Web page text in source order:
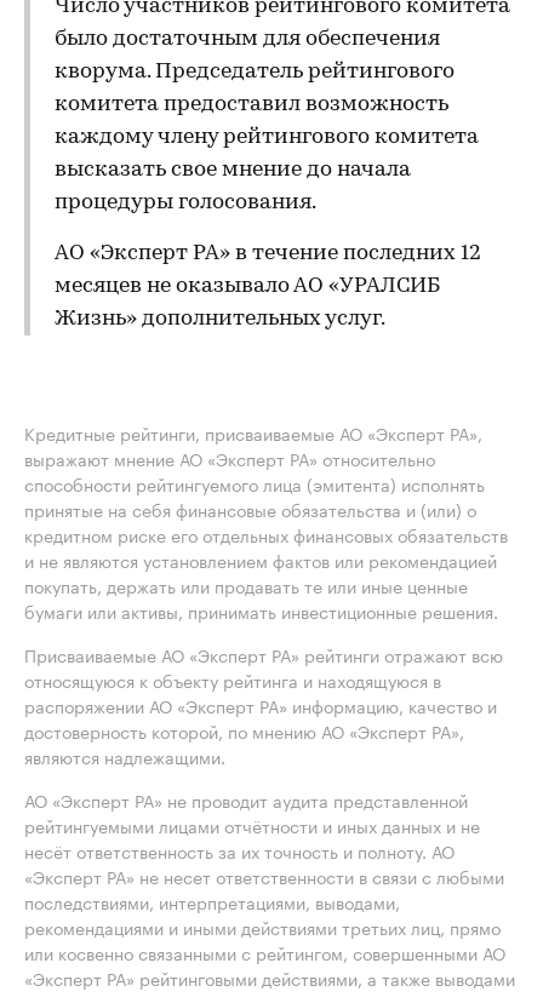
Число участников рейтингового комитета
было достаточным для обеспечения
кворума. Председатель рейтингового
комитета предоставил возможность
каждому члену рейтингового комитета
высказать свое мнение до начала
процедуры голосования.
АО «Эксперт РА» в течение последних 12
месяцев не оказывало АО «УРАЛСИБ
Жизнь» дополнительных услуг.
Кредитные рейтинги, присваиваемые АО «Эксперт РА»,
выражают мнение АО «Эксперт РА» относительно
способности рейтингуемого лица (эмитента) исполнять
принятые на себя финансовые обязательства и (или) о
кредитном риске его отдельных финансовых обязательств
и не являются установлением фактов или рекомендацией
покупать, держать или продавать те или иные ценные
бумаги или активы, принимать инвестиционные решения.
Присваиваемые АО «Эксперт РА» рейтинги отражают всю
относящуюся к объекту рейтинга и находящуюся в
распоряжении АО «Эксперт РА» информацию, качество и
достоверность которой, по мнению АО «Эксперт РА»,
являются надлежащими.
АО «Эксперт РА» не проводит аудита представленной
рейтингуемыми лицами отчётности и иных данных и не
несёт ответственность за их точность и полноту. АО
«Эксперт РА» не несет ответственности в связи с любыми
последствиями, интерпретациями, выводами,
рекомендациями и иными действиями третьих лиц, прямо
или косвенно связанными с рейтингом, совершенными АО
«Эксперт РА» рейтинговыми действиями, а также выводами